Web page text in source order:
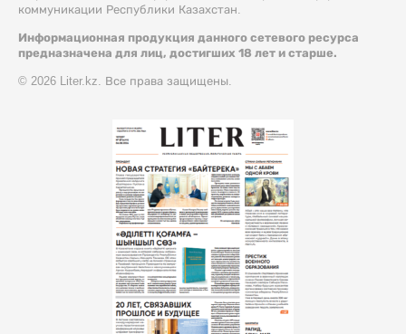
коммуникации Республики Казахстан.
Информационная продукция данного сетевого ресурса
предназначена для лиц, достигших 18 лет и старше.
© 2026 Liter.kz. Все права защищены.